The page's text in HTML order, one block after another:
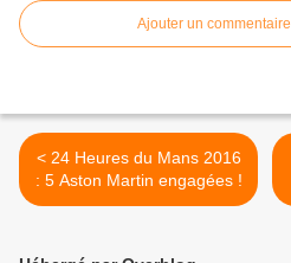
Ajouter un commentaire
< 24 Heures du Mans 2016
: 5 Aston Martin engagées !